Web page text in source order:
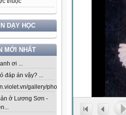
DẠY HỌC
MỚI NHẤT
ơi ...
đáp án vậy? ...
gallery/photos/302...
ở Lương Sơn -